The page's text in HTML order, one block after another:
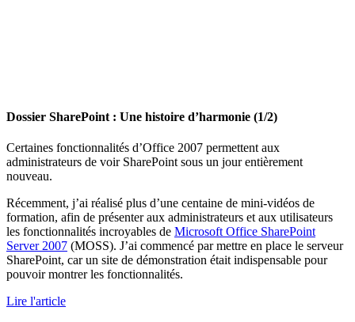
Dossier SharePoint : Une histoire d’harmonie (1/2)
Certaines fonctionnalités d’Office 2007 permettent aux
administrateurs de voir SharePoint sous un jour entièrement
nouveau.
Récemment, j’ai réalisé plus d’une centaine de mini-vidéos de
formation, afin de présenter aux administrateurs et aux utilisateurs
les fonctionnalités incroyables de Microsoft Office SharePoint
Server 2007 (MOSS). J’ai commencé par mettre en place le serveur
SharePoint, car un site de démonstration était indispensable pour
pouvoir montrer les fonctionnalités.
Lire l'article